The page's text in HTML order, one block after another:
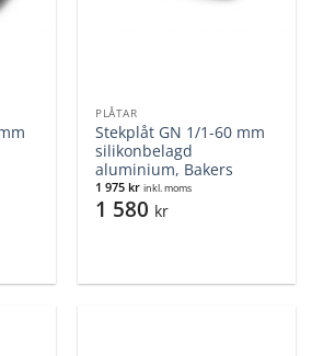
PLÅTAR
Stekplåt GN 1/1-60 mm
silikonbelagd
aluminium, Bakers
1 975 kr inkl. moms
1 580 kr